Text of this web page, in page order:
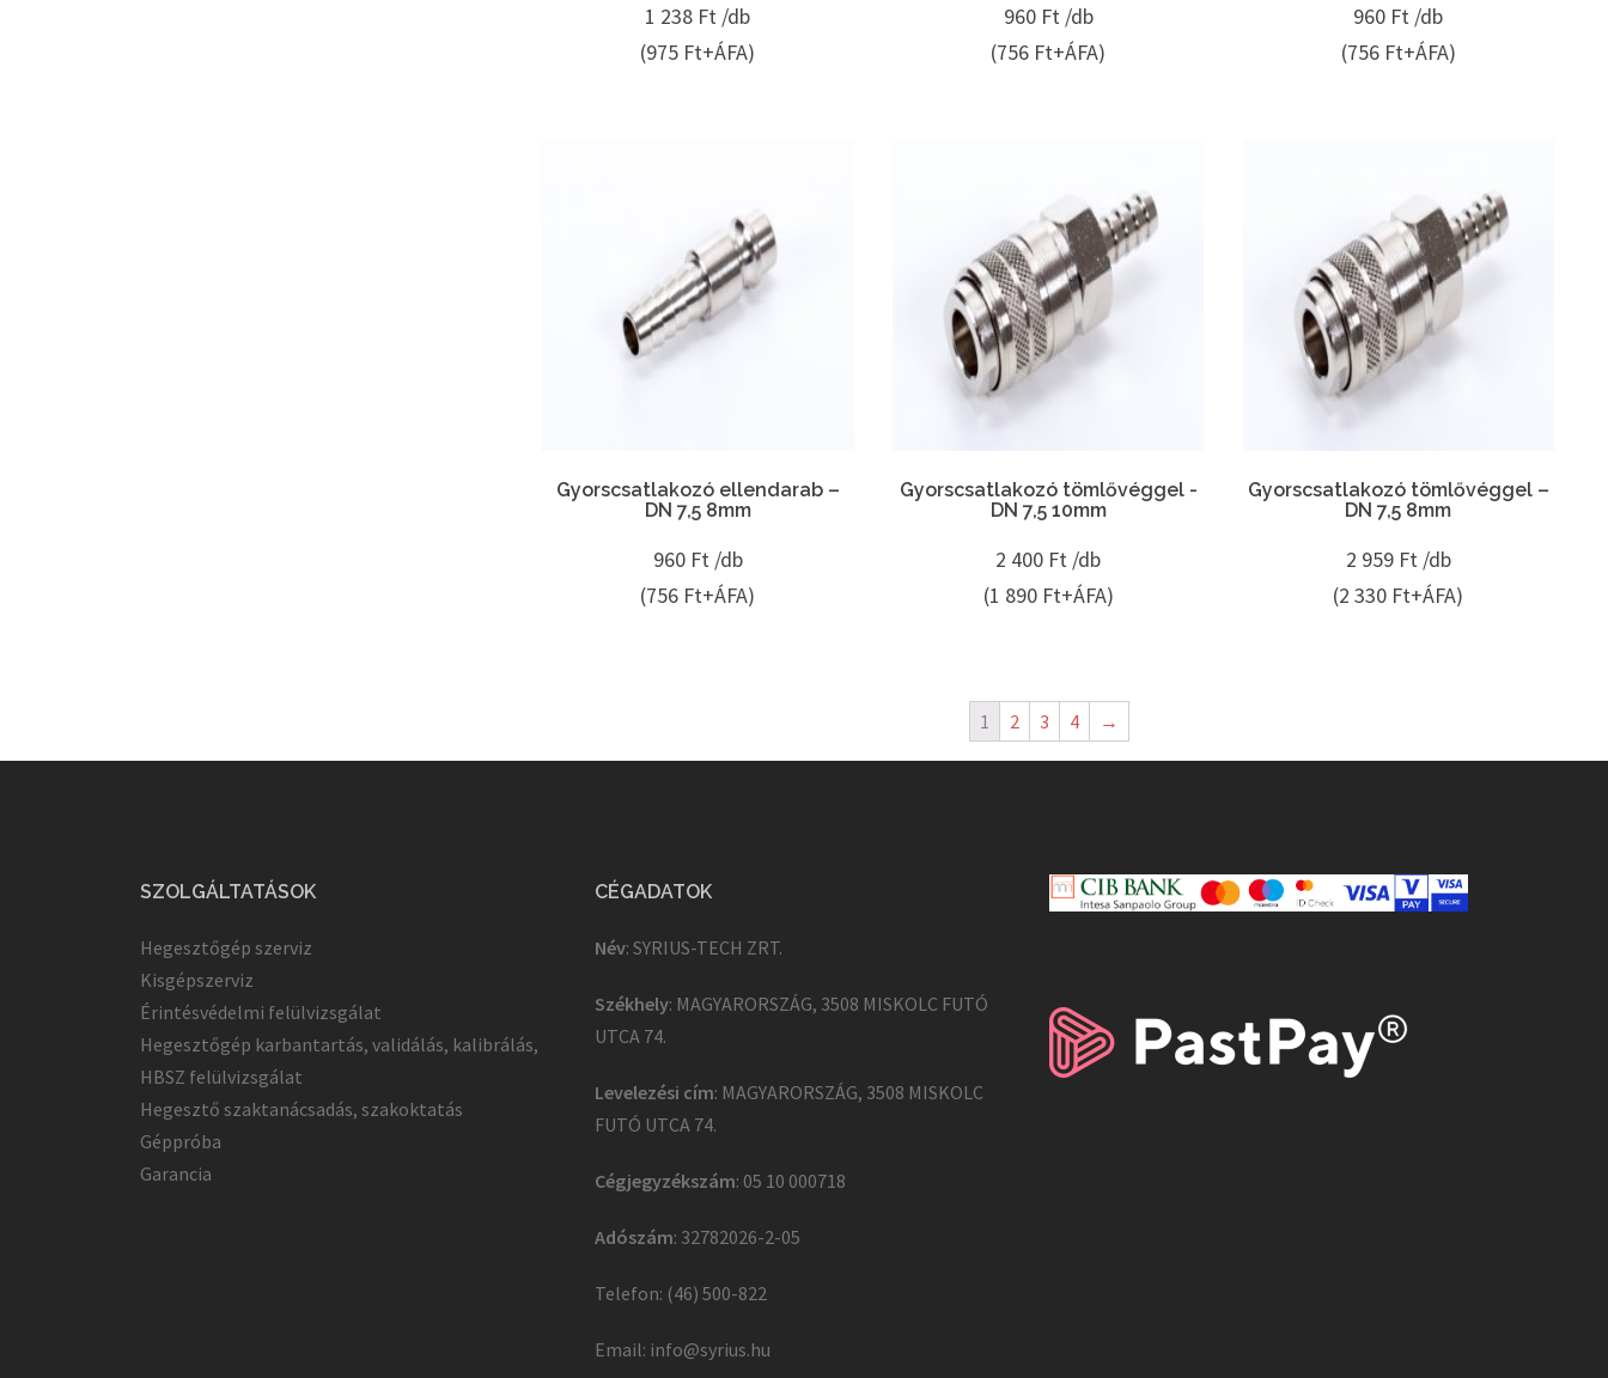
1 238 Ft /db
(975 Ft+ÁFA)
960 Ft /db
(756 Ft+ÁFA)
960 Ft /db
(756 Ft+ÁFA)
Gyorscsatlakozó ellendarab –
DN 7,5 8mm
960 Ft /db
(756 Ft+ÁFA)
Gyorscsatlakozó tömlővéggel -
DN 7,5 10mm
2 400 Ft /db
(1 890 Ft+ÁFA)
Gyorscsatlakozó tömlővéggel –
DN 7,5 8mm
2 959 Ft /db
(2 330 Ft+ÁFA)
1 2 3 4 →
SZOLGÁLTATÁSOK
Hegesztőgép szerviz
Kisgépszerviz
Érintésvédelmi felülvizsgálat
Hegesztőgép karbantartás, validálás, kalibrálás,
HBSZ felülvizsgálat
Hegesztő szaktanácsadás, szakoktatás
Géppróba
Garancia
CÉGADATOK
Név: SYRIUS-TECH ZRT.
Székhely: MAGYARORSZÁG, 3508 MISKOLC FUTÓ
UTCA 74.
Levelezési cím: MAGYARORSZÁG, 3508 MISKOLC
FUTÓ UTCA 74.
Cégjegyzékszám: 05 10 000718
Adószám: 32782026-2-05
Telefon: (46) 500-822
Email: info@syrius.hu